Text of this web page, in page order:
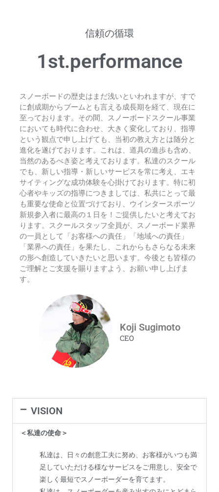
信頼の循環
1st.performance
スノーボードの歴史はまだ浅いといわれますが、すで
に創成期からブームとも言える成長期を経て、現在に
至っております。その間、スノーボードスクール事業
においても時代に合わせ、大きく変化しており、指導
という観点で申し上げても、当初の教え方とは随分と
進化を遂げております。これは、道具の進歩も含め、
当然のあるべき姿と考えております。私達のスクール
でも、新しい指導・新しいサービスを常に考え、エキ
サイティングな成功体験を心掛けております。特に初
心者やキッズの指導につきましては、私共にとって最
も重要な使命と位置づけており、ウインタースポーツ
新規参入者に最高の１日を！ご提供したいと考えてお
ります。スクールスタッフ全員が、スノーボード業界
の一員として「お客様への責任」「地域への責任」
「業界への責任」を果たし、これからもさらなる未来
の形へ創造していきたいと思います。今後とも皆様の
ご理解とご支援を賜りますよう、お願い申し上げま
す。​
Koji Sugimoto
CEO
VISION
＜私達の使命＞
私達は、日々の創意工夫に努め、お客様がいつも満
足していただける様なサービスをご用意し、安全で
楽しく最短でスノーボーダーを育てます。